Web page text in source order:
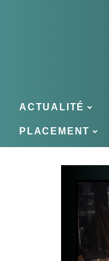
ACTUALITÉ
PLACEMENT